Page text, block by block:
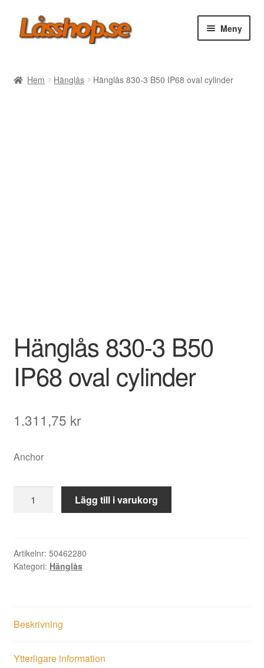
Hoppa
till
Hoppa
till
Meny
Hem Hänglås Hänglås 830-3 B50 IP68 oval cylinder
Hänglås 830-3 B50
IP68 oval cylinder
1.311,75 kr
Anchor
IP68
oval
Lägg till i varukorg
Artikelnr: 50462280
Kategori: Hänglås
Beskrivning
Ytterligare information